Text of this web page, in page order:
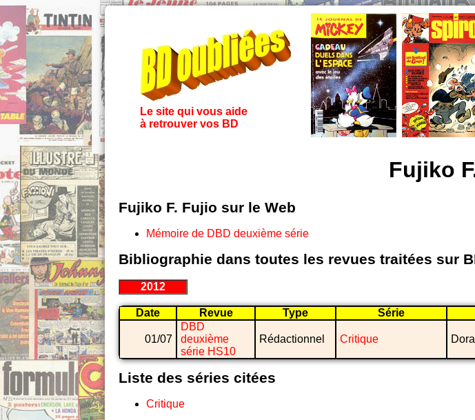
Le site qui vous aide
à retrouver vos BD
Fujiko
Fujiko F. Fujio sur le Web
Mémoire de DBD deuxième série
Bibliographie dans toutes les revues traitées sur
2012
Date Revue Type Série
01/07
DBD
deuxième
série HS10
Rédactionnel Critique
Liste des séries citées
Critique